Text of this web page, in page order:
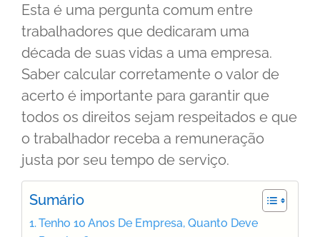
Esta é uma pergunta comum entre
trabalhadores que dedicaram uma
década de suas vidas a uma empresa.
Saber calcular corretamente o valor de
acerto é importante para garantir que
todos os direitos sejam respeitados e que
o trabalhador receba a remuneração
justa por seu tempo de serviço.
Sumário
Tenho 10 Anos De Empresa, Quanto Deve